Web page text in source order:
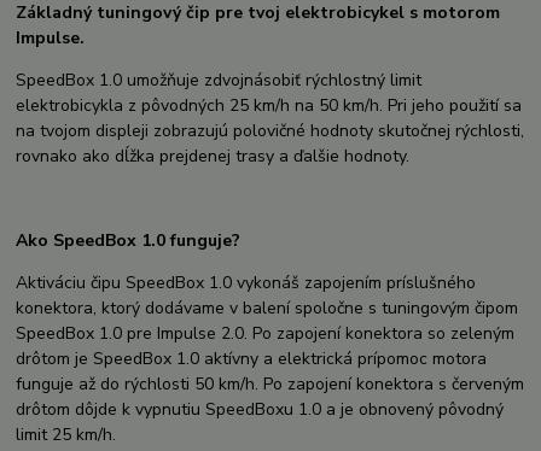
Základný tuningový čip pre tvoj elektrobicykel s motorom
Impulse.
SpeedBox 1.0 umožňuje zdvojnásobiť rýchlostný limit
elektrobicykla z pôvodných 25 km/h na 50 km/h. Pri jeho použití sa
na tvojom displeji zobrazujú polovičné hodnoty skutočnej rýchlosti,
rovnako ako dĺžka prejdenej trasy a ďalšie hodnoty.
Ako SpeedBox 1.0 funguje?
Aktiváciu čipu SpeedBox 1.0 vykonáš zapojením príslušného
konektora, ktorý dodávame v balení spoločne s tuningovým čipom
SpeedBox 1.0 pre Impulse 2.0. Po zapojení konektora so zeleným
drôtom je SpeedBox 1.0 aktívny a elektrická prípomoc motora
funguje až do rýchlosti 50 km/h. Po zapojení konektora s červeným
drôtom dôjde k vypnutiu SpeedBoxu 1.0 a je obnovený pôvodný
limit 25 km/h.